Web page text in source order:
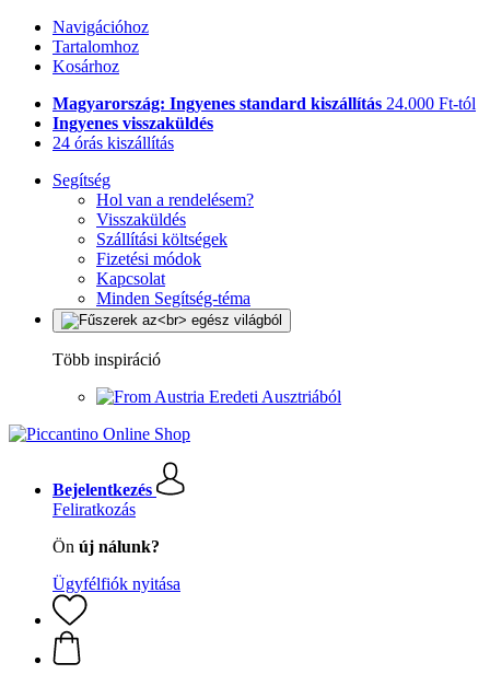
Navigációhoz
Tartalomhoz
Kosárhoz
Magyarország: Ingyenes standard kiszállítás 24.000 Ft-tól
Ingyenes visszaküldés
24 órás kiszállítás
Segítség
Hol van a rendelésem?
Visszaküldés
Szállítási költségek
Fizetési módok
Kapcsolat
Minden Segítség-téma
Több inspiráció
Eredeti Ausztriából
Bejelentkezés
Feliratkozás
Ön új nálunk?
Ügyfélfiók nyitása